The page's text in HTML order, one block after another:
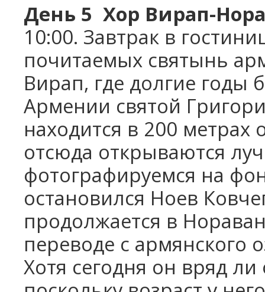
День 5 Хор Вирап-
10:00. Завтрак в
почитаемых святынь
Вирап, где долгие годы
Армении святой
находится в 200
отсюда открываются
фотографируемся на
остановился Ноев
продолжается в
переводе с армянского
Хотя сегодня он вряд